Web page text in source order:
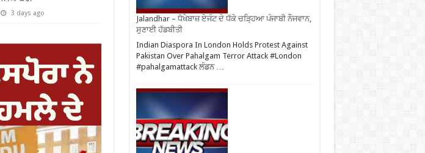
3 days ago
Jalandhar – ਧੋਖੇਬਾਜ਼ ਏਜੰਟ ਦੇ ਧੱਕੇ ਚੜ੍ਹਿਆ ਪੰਜਾਬੀ ਨੌਜਵਾਨ,
ਸੁਣਾਈ ਹੱਡਬੀਤੀ
Indian Diaspora In London Holds Protest Against
Pakistan Over Pahalgam Terror Attack #London
#pahalgamattack ਲੰਡਨ …